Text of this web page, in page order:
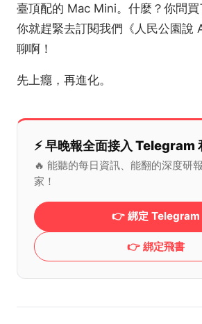
臺頂配的 Mac Mini。什麼？你問
你就趕緊去訂閱我們《人民公園說
聊啊！
先上癮，再進化。
⚡️ 早晚報全面接入 Telegram
🔥 能聽的每日資訊、能翻的深度研
家！
👉 綁定 Telegram
👉 綁定飛書